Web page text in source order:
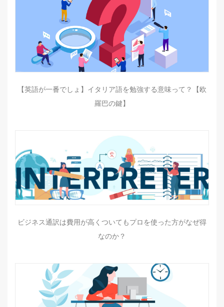
【英語が一番でしょ】イタリア語を勉強する意味って？【欧
羅巴の鍵】
ビジネス通訳は費用が高くついてもプロを使った方がなぜ得
なのか？